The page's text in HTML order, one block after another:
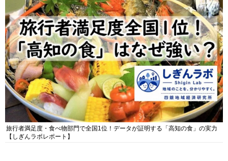
旅行者満足度・食べ物部門で全国1位！データが証明する「高知の食」の実力
【しぎんラボレポート】